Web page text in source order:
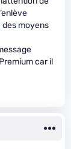
moyens
car il